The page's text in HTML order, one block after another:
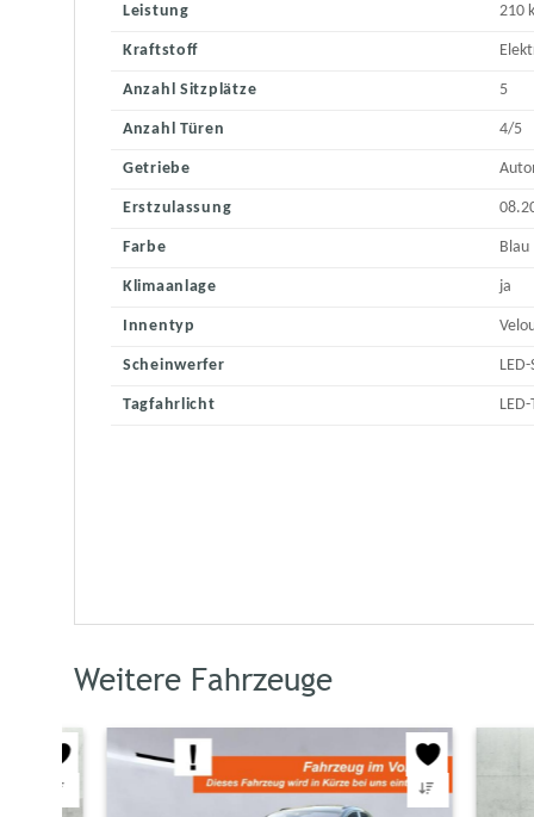
Leistung 210
Kraftstoff
Anzahl Sitzplätze 5
Anzahl Türen 4/5
Getriebe
Erstzulassung
Farbe Blau
Klimaanlage ja
Innentyp
Scheinwerfer
Tagfahrlicht
Weitere Fahrzeuge